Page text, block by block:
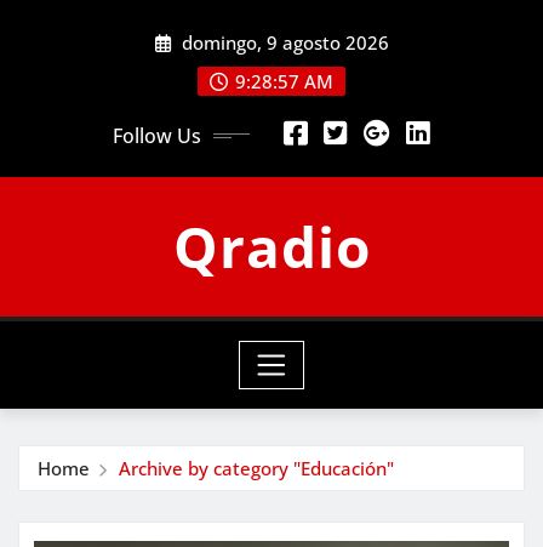
domingo, 9 agosto 2026
9:28:57 AM
Follow Us
Qradio
Home Archive by category "Educación"